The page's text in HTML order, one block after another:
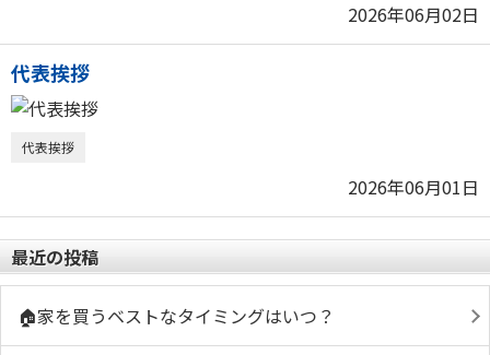
2026年06月02日
代表挨拶
代表挨拶
2026年06月01日
最近の投稿
🏠家を買うベストなタイミングはいつ？